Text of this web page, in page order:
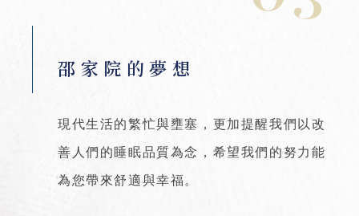
邵家院的夢想
現代生活的繁忙與壅塞，更加提醒我們以改
善人們的睡眠品質為念，希望我們的努力能
為您帶來舒適與幸福。